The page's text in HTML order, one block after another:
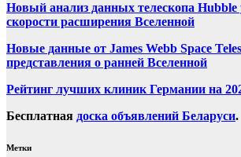
Новый анализ данных телескопа Hubble
скорости расширения Вселенной
Новые данные от James Webb Space
представления о ранней Вселенной
Рейтинг лучших клиник Германии на
Бесплатная доска объявлений Беларуси.
Метки